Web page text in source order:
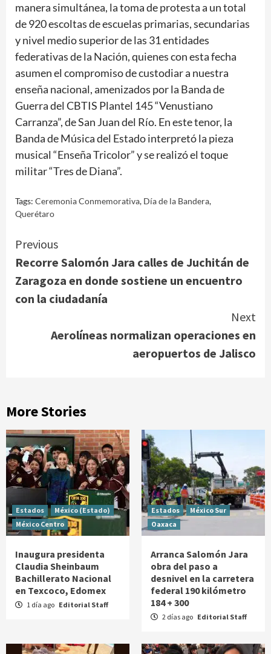
manera simultánea, la toma de protesta a un total
de 920 escoltas de escuelas primarias, secundarias
y nivel medio superior de las 31 entidades
federativas de la Nación, quienes con esta fecha
asumen el compromiso de custodiar a nuestra
enseña nacional, amenizados por la Banda de
Guerra del CBTIS Plantel 145 “Venustiano
Carranza”, de San Juan del Río. En este tenor, la
Banda de Música del Estado interpretó la pieza
musical “Enseña Tricolor” y se realizó el toque
militar “Tres de Diana”.
Tags: Ceremonia Conmemorativa, Día de la Bandera,
Querétaro
Continue
Reading
Previous
Recorre Salomón Jara calles de Juchitán de
Zaragoza en donde sostiene un encuentro
con la ciudadanía
Next
Aerolíneas normalizan operaciones en
aeropuertos de Jalisco
More Stories
Estados
México (Estado)
México Centro
Inaugura presidenta
Claudia Sheinbaum
Bachillerato Nacional
en Texcoco, Edomex
1 día ago Editorial Staff
Estados
México Sur
Oaxaca
Arranca Salomón Jara
obra del paso a
desnivel en la carretera
federal 190 kilómetro
184 + 300
2 días ago Editorial Staff